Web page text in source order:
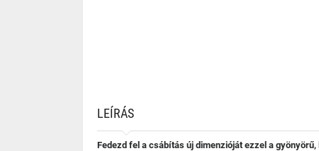
LEÍRÁS
Fedezd fel a csábítás új dimenzióját ezzel a